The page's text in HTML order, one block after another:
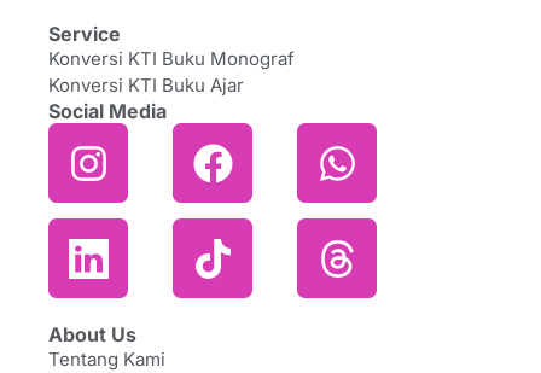
Service
Konversi KTI Buku Monograf
Konversi KTI Buku Ajar
Social Media
About Us
Tentang Kami